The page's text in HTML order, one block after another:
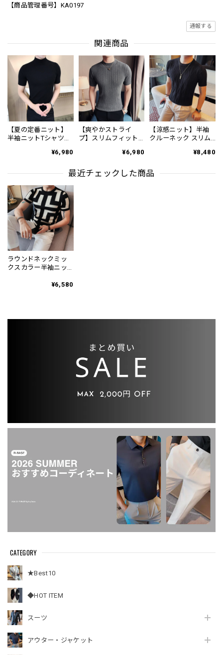
CATEGORY
★Best10
◆HOT ITEM
スーツ
アウター・ジャケット
【商品管理番号】KA0197
通報する
関連商品
【夏の定番ニット】
半袖ニットTシャツ
¥6,980
【爽やかストライ
プ】スリムフィット
¥6,980
【涼感ニット】半袖
クルーネック スリム
¥8,480
最近チェックした商品
ラウンドネックミッ
クスカラー半袖ニッ
¥6,580